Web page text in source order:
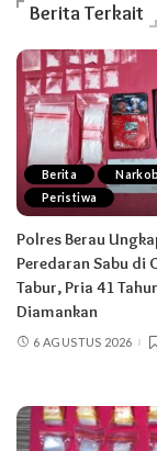
Berita Terkait
Berita
Peristiwa
Polres Berau
Peredaran Sabu di
Tabur, Pria 41
Diamankan
6 AGUSTUS 2026